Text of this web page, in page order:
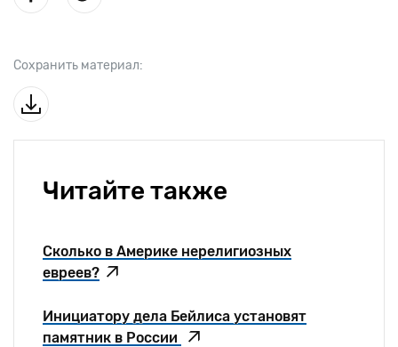
Сохранить материал:
Читайте также
Сколько в Америке нерелигиозных
евреев?
Инициатору дела Бейлиса установят
памятник в России